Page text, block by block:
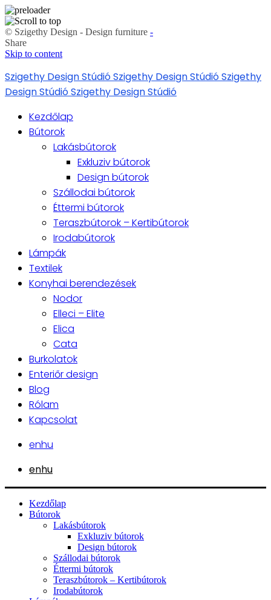
© Szigethy Design - Design furniture -
Share
Skip to content
Szigethy Design StúdióSzigethy Design StúdióSzigethy
Design StúdióSzigethy Design Stúdió
Kezdőlap
Bútorok
Lakásbútorok
Exkluziv bútorok
Design bútorok
Szállodai bútorok
Éttermi bútorok
Teraszbútorok – Kertibútorok
Irodabútorok
Lámpák
Textilek
Konyhai berendezések
Nodor
Elleci – Elite
Elica
Cata
Burkolatok
Enteriőr design
Blog
Rólam
Kapcsolat
enhu
enhu
Kezdőlap
Bútorok
Lakásbútorok
Exkluziv bútorok
Design bútorok
Szállodai bútorok
Éttermi bútorok
Teraszbútorok – Kertibútorok
Irodabútorok